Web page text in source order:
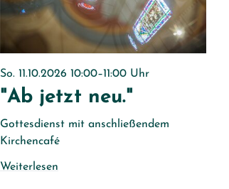
So. 11.10.2026 10:00–11:00 Uhr
"Ab jetzt neu."
Gottesdienst mit anschließendem
Kirchencafé
Weiterlesen